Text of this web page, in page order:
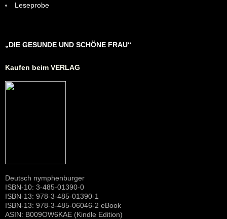
Leseprobe
„DIE GESUNDE UND SCHÖNE FRAU“
Kaufen beim VERLAG
Deutsch nymphenburger
ISBN-10: 3-485-01390-0
ISBN-13: 978-3-485-01390-1
ISBN-13: 978-3-485-06046-2 eBook
ASIN: B009OW6KAE (Kindle Edition)